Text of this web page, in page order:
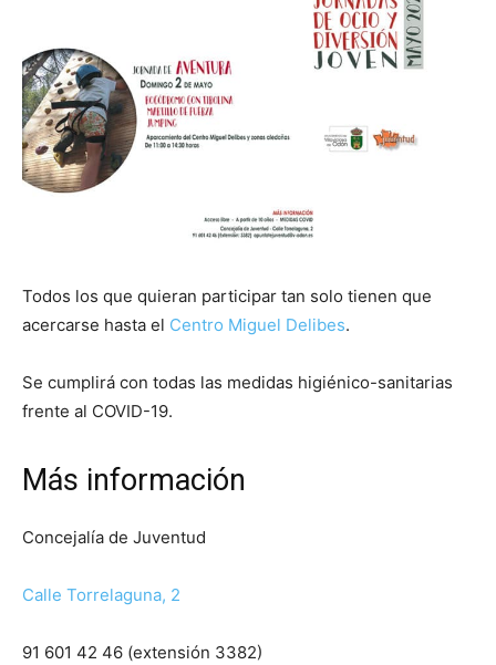
Todos los que quieran participar tan solo tienen que
acercarse hasta el Centro Miguel Delibes.
Se cumplirá con todas las medidas higiénico-sanitarias
frente al COVID-19.
Más información
Concejalía de Juventud
Calle Torrelaguna, 2
91 601 42 46 (extensión 3382)